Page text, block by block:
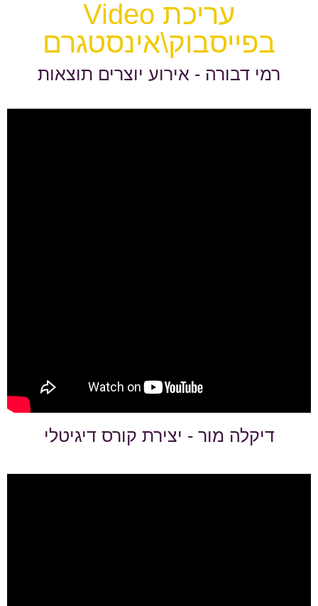
עריכת Video
בפייסבוק\אינסטגרם
רמי דבורה - אירוע יוצרים תוצאות
דיקלה מור - יצירת קורס דיגיטלי